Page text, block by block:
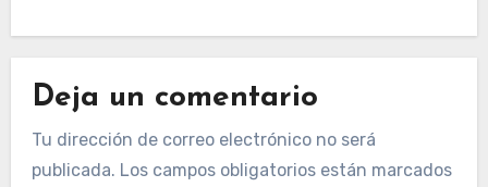
Deja un comentario
Tu dirección de correo electrónico no será
publicada. Los campos obligatorios están marcados